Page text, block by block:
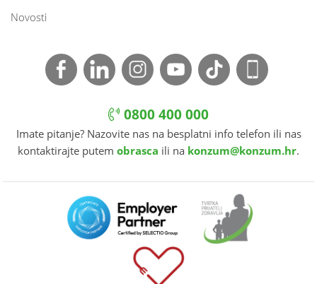
Novosti
0800 400 000
Imate pitanje? Nazovite nas na besplatni info telefon ili nas
kontaktirajte putem obrasca ili na konzum@konzum.hr.